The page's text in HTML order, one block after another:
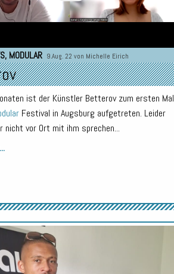
, MODULAR 9.Aug. 22 von Michelle Eirich
ist der Künstler Betterov zum ersten Mal
Festival in Augsburg aufgetreten. Leider
nicht vor Ort mit ihm sprechen...